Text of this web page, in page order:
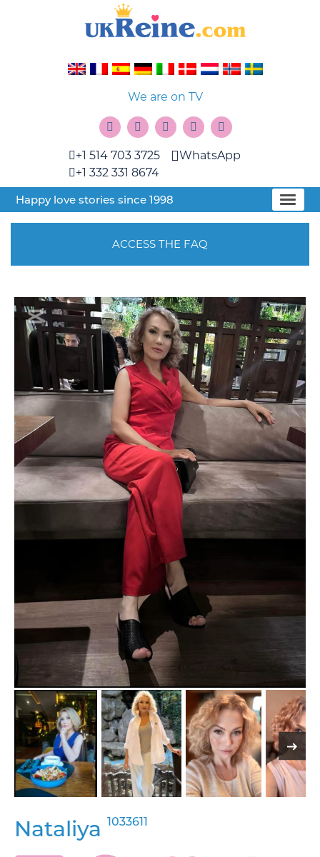
We are on TV
+1 514 703 3725
+1 332 331 8674
WhatsApp
Happy love stories since 1998
ACCESS THE FAQ
Nataliya 1033611